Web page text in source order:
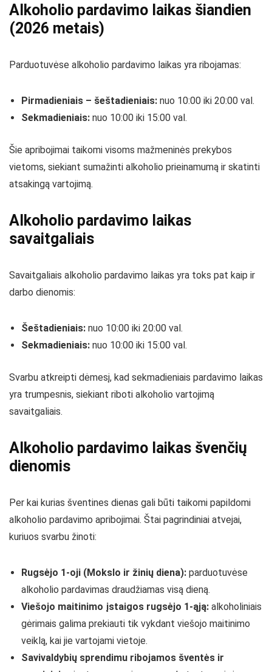
Alkoholio pardavimo laikas šiandien
(2026 metais)
Parduotuvėse alkoholio pardavimo laikas yra ribojamas:
Pirmadieniais – šeštadieniais: nuo 10:00 iki 20:00 val.
Sekmadieniais: nuo 10:00 iki 15:00 val.
Šie apribojimai taikomi visoms mažmeninės prekybos
vietoms, siekiant sumažinti alkoholio prieinamumą ir skatinti
atsakingą vartojimą.
Alkoholio pardavimo laikas
savaitgaliais
Savaitgaliais alkoholio pardavimo laikas yra toks pat kaip ir
darbo dienomis:
Šeštadieniais: nuo 10:00 iki 20:00 val.
Sekmadieniais: nuo 10:00 iki 15:00 val.
Svarbu atkreipti dėmesį, kad sekmadieniais pardavimo laikas
yra trumpesnis, siekiant riboti alkoholio vartojimą
savaitgaliais.
Alkoholio pardavimo laikas švenčių
dienomis
Per kai kurias šventines dienas gali būti taikomi papildomi
alkoholio pardavimo apribojimai. Štai pagrindiniai atvejai,
kuriuos svarbu žinoti:
Rugsėjo 1-oji (Mokslo ir žinių diena): parduotuvėse
alkoholio pardavimas draudžiamas visą dieną.
Viešojo maitinimo įstaigos rugsėjo 1-ąją: alkoholiniais
gėrimais galima prekiauti tik vykdant viešojo maitinimo
veiklą, kai jie vartojami vietoje.
Savivaldybių sprendimu ribojamos šventės ir